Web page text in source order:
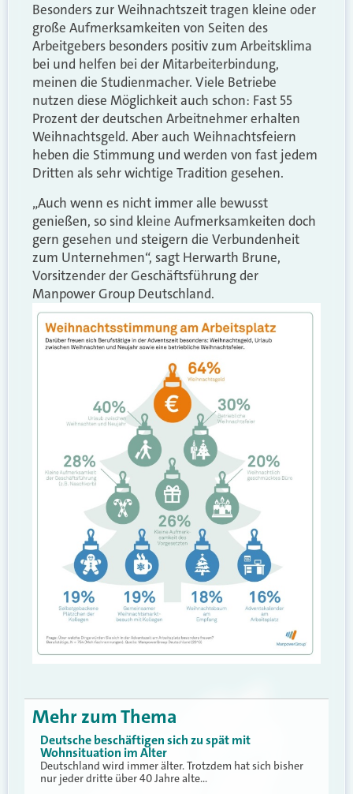
Besonders zur Weihnachtszeit tragen kleine oder
große Aufmerksamkeiten von Seiten des
Arbeitgebers besonders positiv zum Arbeitsklima
bei und helfen bei der Mitarbeiterbindung,
meinen die Studienmacher. Viele Betriebe
nutzen diese Möglichkeit auch schon: Fast 55
Prozent der deutschen Arbeitnehmer erhalten
Weihnachtsgeld. Aber auch Weihnachtsfeiern
heben die Stimmung und werden von fast jedem
Dritten als sehr wichtige Tradition gesehen.
„Auch wenn es nicht immer alle bewusst
genießen, so sind kleine Aufmerksamkeiten doch
gern gesehen und steigern die Verbundenheit
zum Unternehmen“, sagt Herwarth Brune,
Vorsitzender der Geschäftsführung der
Manpower Group Deutschland.
Mehr zum Thema
Deutsche beschäftigen sich zu spät mit
Wohnsituation im Alter
Deutschland wird immer älter. Trotzdem hat sich bisher
nur jeder dritte über 40 Jahre alte…